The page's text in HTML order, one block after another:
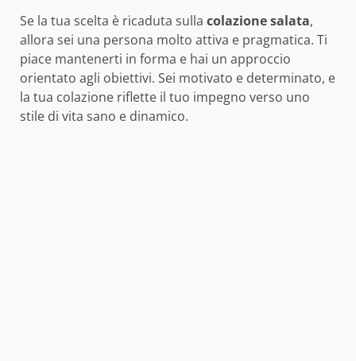
Se la tua scelta è ricaduta sulla colazione salata,
allora sei una persona molto attiva e pragmatica. Ti
piace mantenerti in forma e hai un approccio
orientato agli obiettivi. Sei motivato e determinato, e
la tua colazione riflette il tuo impegno verso uno
stile di vita sano e dinamico.